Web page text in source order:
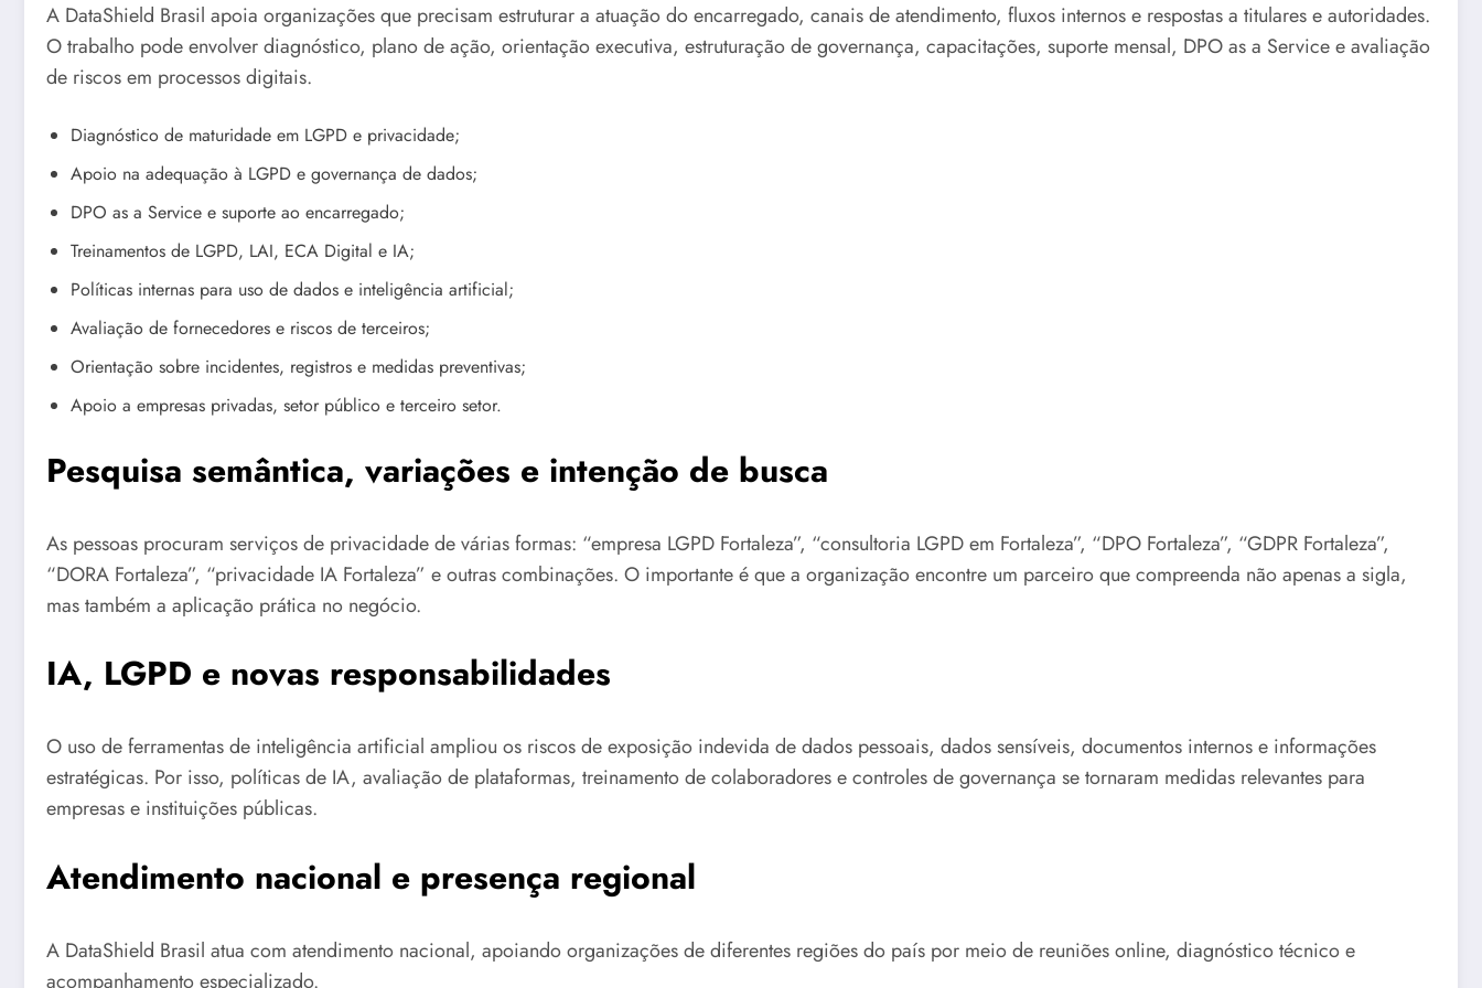
A DataShield Brasil apoia organizações que precisam estruturar a atuação do encarregado, canais de atendimento, fluxos internos e respostas a titulares e autoridades.
O trabalho pode envolver diagnóstico, plano de ação, orientação executiva, estruturação de governança, capacitações, suporte mensal, DPO as a Service e avaliação
de riscos em processos digitais.
Diagnóstico de maturidade em LGPD e privacidade;
Apoio na adequação à LGPD e governança de dados;
DPO as a Service e suporte ao encarregado;
Treinamentos de LGPD, LAI, ECA Digital e IA;
Políticas internas para uso de dados e inteligência artificial;
Avaliação de fornecedores e riscos de terceiros;
Orientação sobre incidentes, registros e medidas preventivas;
Apoio a empresas privadas, setor público e terceiro setor.
Pesquisa semântica, variações e intenção de busca
As pessoas procuram serviços de privacidade de várias formas: “empresa LGPD Fortaleza”, “consultoria LGPD em Fortaleza”, “DPO Fortaleza”, “GDPR Fortaleza”,
“DORA Fortaleza”, “privacidade IA Fortaleza” e outras combinações. O importante é que a organização encontre um parceiro que compreenda não apenas a sigla,
mas também a aplicação prática no negócio.
IA, LGPD e novas responsabilidades
O uso de ferramentas de inteligência artificial ampliou os riscos de exposição indevida de dados pessoais, dados sensíveis, documentos internos e informações
estratégicas. Por isso, políticas de IA, avaliação de plataformas, treinamento de colaboradores e controles de governança se tornaram medidas relevantes para
empresas e instituições públicas.
Atendimento nacional e presença regional
A DataShield Brasil atua com atendimento nacional, apoiando organizações de diferentes regiões do país por meio de reuniões online, diagnóstico técnico e
acompanhamento especializado.